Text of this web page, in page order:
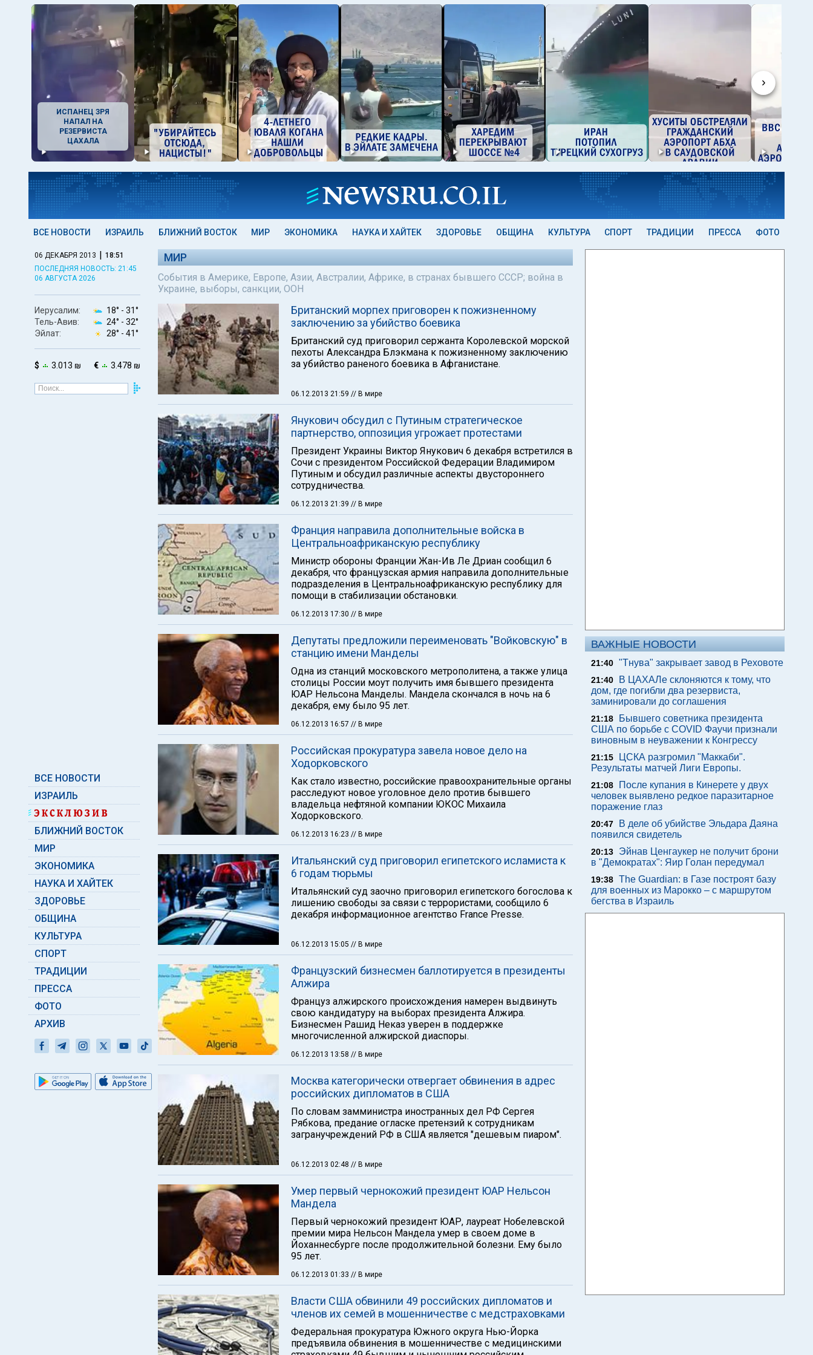
›
ИСПАНЕЦ ЗРЯ
НАПАЛ НА
РЕЗЕРВИСТА
ЦАХАЛА
ВСЕ НОВОСТИ ИЗРАИЛЬ БЛИЖНИЙ ВОСТОК МИР ЭКОНОМИКА НАУКА И ХАЙТЕК ЗДОРОВЬЕ ОБЩИНА КУЛЬТУРА СПОРТ ТРАДИЦИИ ПРЕССА ФОТО
06 ДЕКАБРЯ 2013 | 18:51
ПОСЛЕДНЯЯ НОВОСТЬ: 21:45
06 АВГУСТА 2026
Иерусалим: 18° - 31°
Тель-Авив:
24° - 32°
Эйлат:
28° - 41°
$ 3.013 ₪ € 3.478 ₪
ВСЕ НОВОСТИ
ИЗРАИЛЬ
БЛИЖНИЙ ВОСТОК
МИР
ЭКОНОМИКА
НАУКА И ХАЙТЕК
ЗДОРОВЬЕ
ОБЩИНА
КУЛЬТУРА
СПОРТ
ТРАДИЦИИ
ПРЕССА
ФОТО
АРХИВ
МИР
События в Америке, Европе, Азии, Австралии, Африке, в странах бывшего СССР; война в
Украине, выборы, санкции, ООН
Британский морпех приговорен к пожизненному
заключению за убийство боевика
Британский суд приговорил сержанта Королевской морской
пехоты Александра Блэкмана к пожизненному заключению
за убийство раненого боевика в Афганистане.
06.12.2013 21:59 // В мире
Янукович обсудил с Путиным стратегическое
партнерство, оппозиция угрожает протестами
Президент Украины Виктор Янукович 6 декабря встретился в
Сочи с президентом Российской Федерации Владимиром
Путиным и обсудил различные аспекты двустороннего
сотрудничества.
06.12.2013 21:39 // В мире
Франция направила дополнительные войска в
Центральноафриканскую республику
Министр обороны Франции Жан-Ив Ле Дриан сообщил 6
декабря, что французская армия направила дополнительные
подразделения в Центральноафриканскую республику для
помощи в стабилизации обстановки.
06.12.2013 17:30 // В мире
Депутаты предложили переименовать "Войковскую" в
станцию имени Манделы
Одна из станций московского метрополитена, а также улица
столицы России моут получить имя бывшего президента
ЮАР Нельсона Манделы. Мандела скончался в ночь на 6
декабря, ему было 95 лет.
06.12.2013 16:57 // В мире
Российская прокуратура завела новое дело на
Ходорковского
Как стало известно, российские правоохранительные органы
расследуют новое уголовное дело против бывшего
владельца нефтяной компании ЮКОС Михаила
Ходорковского.
06.12.2013 16:23 // В мире
Итальянский суд приговорил египетского исламиста к
6 годам тюрьмы
Итальянский суд заочно приговорил египетского богослова к
лишению свободы за связи с террористами, сообщило 6
декабря информационное агентство France Presse.
06.12.2013 15:05 // В мире
Французский бизнесмен баллотируется в президенты
Алжира
Француз алжирского происхождения намерен выдвинуть
свою кандидатуру на выборах президента Алжира.
Бизнесмен Рашид Неказ уверен в поддержке
многочисленной алжирской диаспоры.
06.12.2013 13:58 // В мире
Москва категорически отвергает обвинения в адрес
российских дипломатов в США
По словам замминистра иностранных дел РФ Сергея
Рябкова, предание огласке претензий к сотрудникам
загранучреждений РФ в США является "дешевым пиаром".
06.12.2013 02:48 // В мире
Умер первый чернокожий президент ЮАР Нельсон
Мандела
Первый чернокожий президент ЮАР, лауреат Нобелевской
премии мира Нельсон Мандела умер в своем доме в
Йоханнесбурге после продолжительной болезни. Ему было
95 лет.
06.12.2013 01:33 // В мире
Власти США обвинили 49 российских дипломатов и
членов их семей в мошенничестве с медстраховками
Федеральная прокуратура Южного округа Нью-Йорка
предъявила обвинения в мошенничестве с медицинскими
ВАЖНЫЕ НОВОСТИ
21:40 "Тнува" закрывает завод в Реховоте
21:40
В ЦАХАЛе склоняются к тому, что
дом, где погибли два резервиста,
заминировали до соглашения
21:18
Бывшего советника президента
США по борьбе с COVID Фаучи признали
виновным в неуважении к Конгрессу
21:15
ЦСКА разгромил "Маккаби".
Результаты матчей Лиги Европы.
21:08
После купания в Кинерете у двух
человек выявлено редкое паразитарное
поражение глаз
20:47
В деле об убийстве Эльдара Даяна
появился свидетель
20:13
Эйнав Ценгаукер не получит брони
в "Демократах": Яир Голан передумал
19:38 The Guardian: в Газе построят базу
для военных из Марокко – с маршрутом
бегства в Израиль